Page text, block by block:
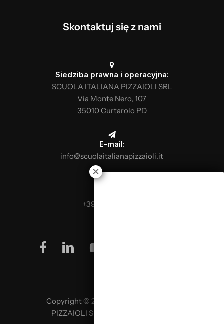
Skontaktuj się z nami
Siedziba prawna i operacyjna:
SCUOLA ITALIANA PIZZAIOLI SRL
Via Monte Nero, 107
35010 Curtarolo PD
E-mail:
info@scuolaitalianapizzaioli.it
+39 0499624665
facebook
linkedinyoutube
Copyright © 2026 SCUOLA ITALIANA
PIZZAIOLI SRL P. IVA 02957980341